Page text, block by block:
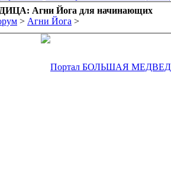
Агни Йога для начинающих
> Агни Йога >